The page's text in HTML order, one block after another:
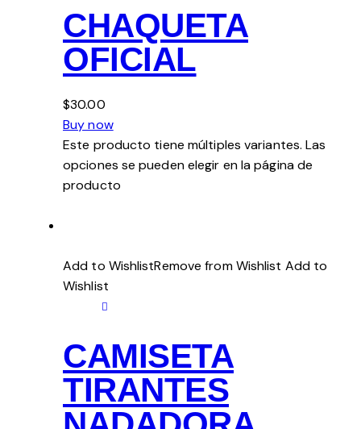
CHAQUETA
OFICIAL
$30.00
Buy now
Este producto tiene múltiples variantes. Las
opciones se pueden elegir en la página de
producto
Add to WishlistRemove from Wishlist Add to
Wishlist
CAMISETA
TIRANTES